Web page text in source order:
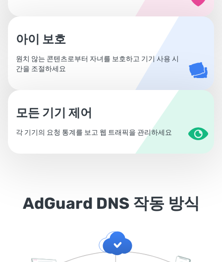
아이 보호
원치 않는 콘텐츠로부터 자녀를 보호하고 기기 사용 시
간을 조절하세요
모든 기기 제어
각 기기의 요청 통계를 보고 웹 트래픽을 관리하세요
AdGuard DNS 작동 방식